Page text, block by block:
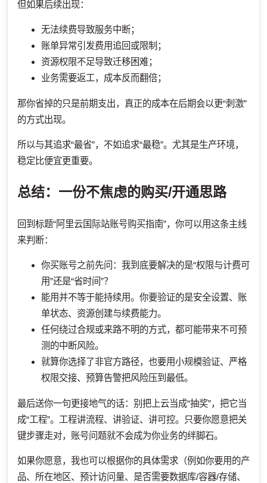
但如果后续出现：
无法续费导致服务中断；
账单异常引发费用追回或限制；
资源权限不足导致迁移困难；
业务需要返工，成本反而翻倍；
那你省掉的只是前期支出，真正的成本在后期会以更“刺激”
的方式出现。
所以与其追求“最省”，不如追求“最稳”。尤其是生产环境，
稳定比便宜更重要。
总结：一份不焦虑的购买/开通思路
回到标题“阿里云国际站账号购买指南”，你可以用这条主线
来判断：
你买账号之前先问：我到底要解决的是“权限与计费可
用”还是“省时间”？
能用并不等于能持续用。你要验证的是安全设置、账
单状态、资源创建与续费能力。
任何绕过合规或来路不明的方式，都可能带来不可预
测的中断风险。
就算你选择了非官方路径，也要用小规模验证、严格
权限交接、预算告警把风险压到最低。
最后送你一句更接地气的话：别把上云当成“抽奖”，把它当
成“工程”。工程讲流程、讲验证、讲可控。只要你愿意把关
键步骤走对，账号问题就不会成为你业务的绊脚石。
如果你愿意，我也可以根据你的具体需求（例如你要用的产
品、所在地区、预计访问量、是否需要数据库/容器/存储、